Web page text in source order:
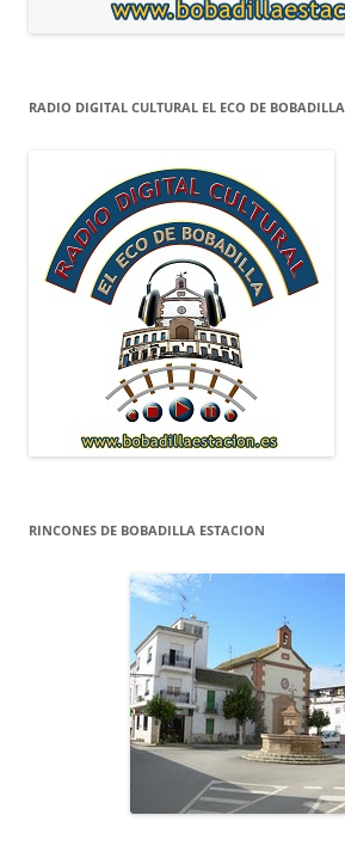
RADIO DIGITAL CULTURAL EL ECO DE BOBADILLA
RINCONES DE BOBADILLA ESTACION